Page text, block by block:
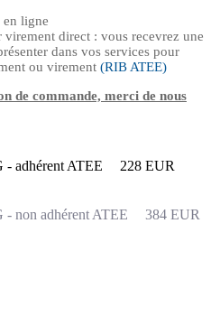
en ligne
direct : vous recevrez une
dans vos services pour
ou virement (RIB ATEE)
de commande, merci de nous
- adhérent ATEE
228 EUR
- non adhérent ATEE
384 EUR